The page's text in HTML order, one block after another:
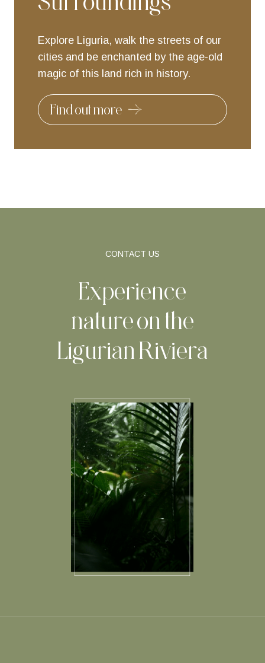
Explore Liguria, walk the streets of our
cities and be enchanted by the age-old
magic of this land rich in history.
Find out more
CONTACT US
Experience
nature on the
Ligurian Riviera